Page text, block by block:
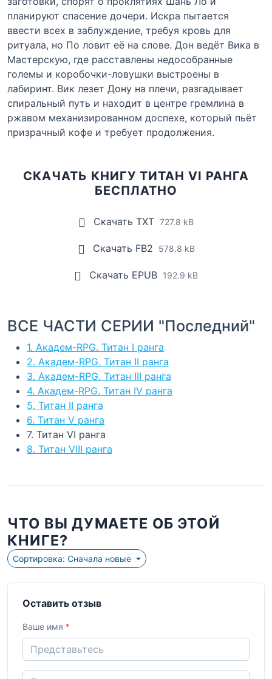
планируют спасение дочери. Искра пытается
ввести всех в заблуждение, требуя кровь для
ритуала, но По ловит её на слове. Дон ведёт Вика в
Мастерскую, где расставлены недособранные
големы и коробочки-ловушки выстроены в
лабиринт. Вик лезет Дону на плечи, разгадывает
спиральный путь и находит в центре гремлина в
ржавом механизированном доспехе, который пьёт
призрачный кофе и требует продолжения.
СКАЧАТЬ КНИГУ ТИТАН VI РАНГА
БЕСПЛАТНО
Скачать TXT 727.8 kB
Скачать FB2 578.8 kB
Скачать EPUB 192.9 kB
ВСЕ ЧАСТИ СЕРИИ "Последний"
1. Академ-RPG. Титан I ранга
2. Академ-RPG. Титан II ранга
3. Академ-RPG. Титан III ранга
4. Академ-RPG. Титан IV ранга
5. Титан II ранга
6. Титан V ранга
7. Титан VI ранга
8. Титан VIII ранга
ЧТО ВЫ ДУМАЕТЕ ОБ ЭТОЙ
КНИГЕ?
Сортировка: Сначала новые
Оставить отзыв
Ваше имя *